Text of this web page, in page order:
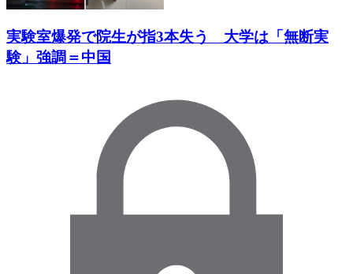
実験室爆発で院生が指3本失う 大学は「無断実
験」強調＝中国